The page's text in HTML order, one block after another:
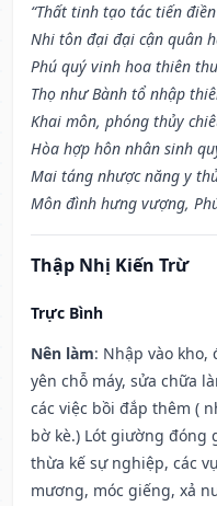
“Thất tinh tạo tác tiến
Nhi tôn đại đại cận quân
Phú quý vinh hoa thiên
Thọ như Bành tổ nhập
Khai môn, phóng thủy
Hòa hợp hôn nhân sinh
Mai táng nhược năng y
Môn đình hưng vượng,
Thập Nhị Kiến Trừ
Trực Bình
Nên làm: Nhập vào kho,
yên chỗ máy, sửa chữa
các việc bồi đắp thêm (
bờ kè.) Lót giường đóng
thừa kế sự nghiệp, các
mương, móc giếng, xả